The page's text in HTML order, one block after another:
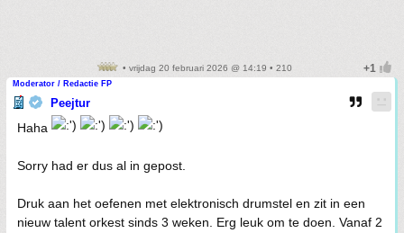
• vrijdag 20 februari 2026 @ 14:19 • 210
Moderator / Redactie FP
Peejtur
Haha
Sorry had er dus al in gepost.
Druk aan het oefenen met elektronisch drumstel en zit in een
nieuw talent orkest sinds 3 weken. Erg leuk om te doen. Vanaf 2